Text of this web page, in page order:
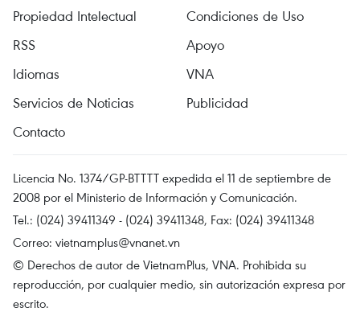
Propiedad Intelectual
Condiciones de Uso
RSS
Apoyo
Idiomas
VNA
Servicios de Noticias
Publicidad
Contacto
Licencia No. 1374/GP-BTTTT expedida el 11 de septiembre de
2008 por el Ministerio de Información y Comunicación.
Tel.: (024) 39411349 - (024) 39411348, Fax: (024) 39411348
Correo: vietnamplus@vnanet.vn
© Derechos de autor de VietnamPlus, VNA. Prohibida su
reproducción, por cualquier medio, sin autorización expresa por
escrito.